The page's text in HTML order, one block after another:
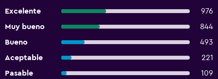
Excelente
976
Muy bueno
844
Bueno
493
Aceptable
221
Pasable
109